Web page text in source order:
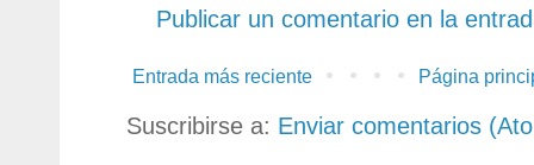
Publicar un comentario en la
Entrada más reciente Página
Suscribirse a: Enviar comentarios